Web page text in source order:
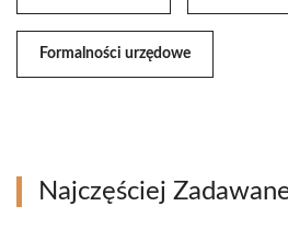
Formalności urzędowe
Najczęściej